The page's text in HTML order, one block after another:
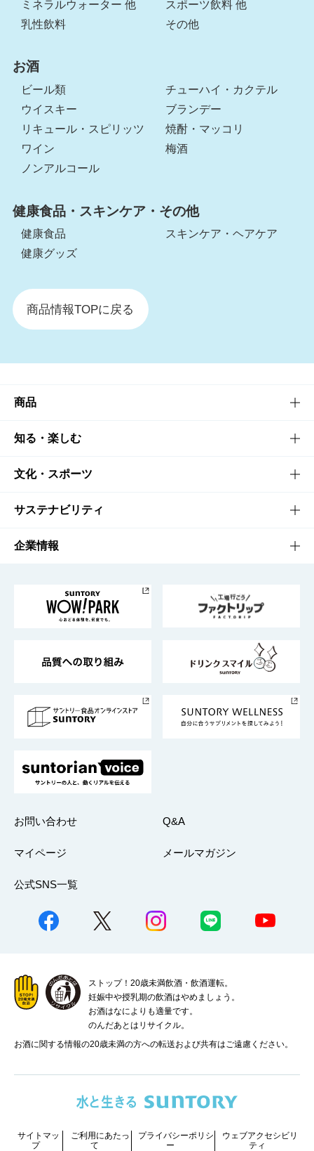
ミネラルウォーター 他
スポーツ飲料 他
乳性飲料
その他
お酒
ビール類
チューハイ・カクテル
ウイスキー
ブランデー
リキュール・スピリッツ
焼酎・マッコリ
ワイン
梅酒
ノンアルコール
健康食品・スキンケア・その他
健康食品
スキンケア・ヘアケア
健康グッズ
商品情報TOPに戻る
商品
商品TOP
商品一覧
商品発売情報
栄養成分一覧
知る・楽しむ
知る・楽しむTOP
キャンペーン
工場見学
地域情報
文化・スポーツ
文化・スポーツTOP
サントリーホール
サントリーサンバーズ大阪
サステナビリティ
サステナビリティTOP
サントリーが考えるサステナビリティ経営
企業情報
企業概要
採用情報
お問い合わせ Q&A
マイページ メールマガジン
公式SNS一覧
ストップ！20歳未満飲酒・飲酒運転。
妊娠中や授乳期の飲酒はやめましょう。
お酒はなによりも適量です。
のんだあとはリサイクル。
お酒に関する情報の20歳未満の方への転送および共有はご遠慮ください。
サイトマッ
プ
ご利用にあたっ
て
プライバシーポリシ
ー
ウェブアクセシビリ
ティ